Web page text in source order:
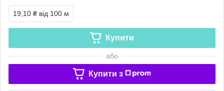
19,10 ₴ від 100 м
Купити
або
Купити з